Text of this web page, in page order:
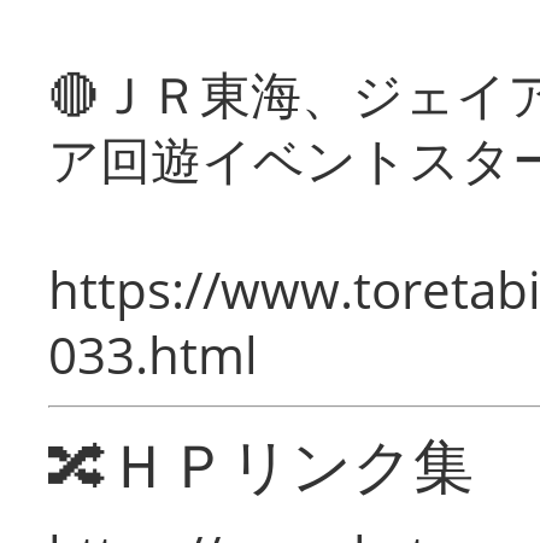
🔴ＪＲ東海、ジェイ
ア回遊イベントスタ
https://
033.html
🔀ＨＰリンク集